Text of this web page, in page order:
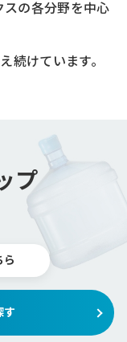
スの各分野を中心
続けています。
プ
ら
す